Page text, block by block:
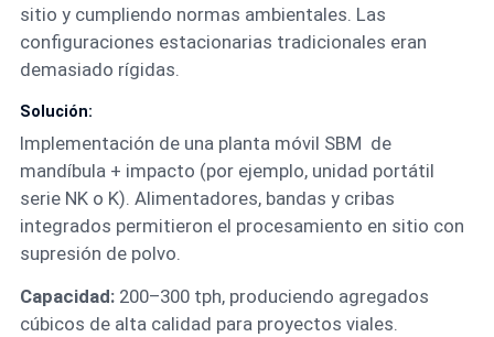
sitio y cumpliendo normas ambientales. Las
configuraciones estacionarias tradicionales eran
demasiado rígidas.
Solución:
Implementación de una planta móvil SBM de
mandíbula + impacto (por ejemplo, unidad portátil
serie NK o K). Alimentadores, bandas y cribas
integrados permitieron el procesamiento en sitio con
supresión de polvo.
Capacidad: 200–300 tph, produciendo agregados
cúbicos de alta calidad para proyectos viales.